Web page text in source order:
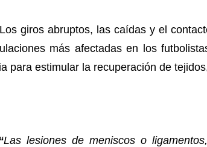
Los giros abruptos, las caídas y el
más afectadas en los
para estimular la recuperación de
Las lesiones de meniscos o